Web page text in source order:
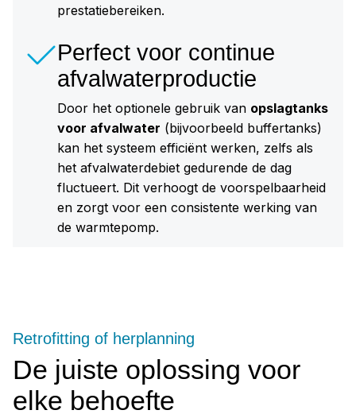
prestatiebereiken.
Perfect voor continue
afvalwaterproductie
Door het optionele gebruik van opslagtanks
voor afvalwater (bijvoorbeeld buffertanks)
kan het systeem efficiënt werken, zelfs als
het afvalwaterdebiet gedurende de dag
fluctueert. Dit verhoogt de voorspelbaarheid
en zorgt voor een consistente werking van
de warmtepomp.
De juiste oplossing voor
elke behoefte
Retrofitting of herplanning